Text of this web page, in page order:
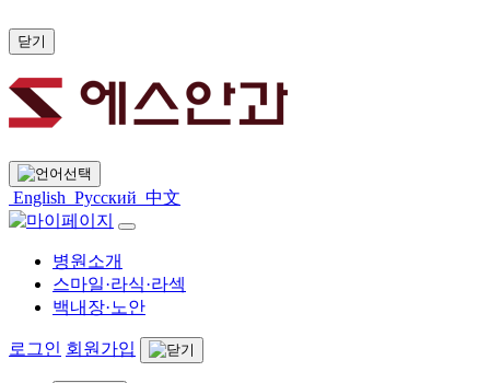
닫기
English Русский 中文
병원소개
스마일·라식·라섹
백내장·노안
로그인 회원가입